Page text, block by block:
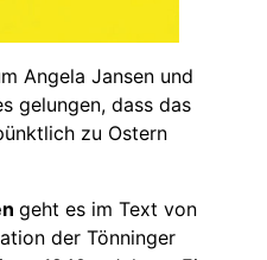
Angela Jansen und
gelungen, dass das
zu Ostern
geht es im Text von
der Tönninger